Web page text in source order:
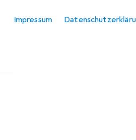
Impressum